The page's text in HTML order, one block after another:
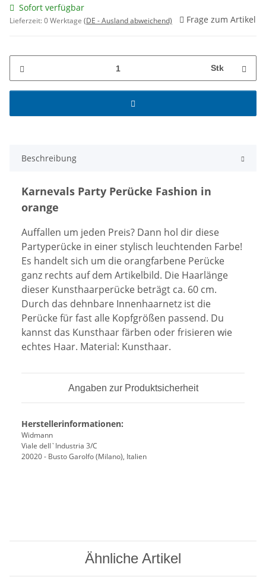
Sofort verfügbar
Lieferzeit:0 Werktage (DE - Ausland abweichend) Frage zum Artikel
Stk
Beschreibung
Karnevals Party Perücke Fashion in
orange
Auffallen um jeden Preis? Dann hol dir diese
Partyperücke in einer stylisch leuchtenden Farbe!
Es handelt sich um die orangfarbene Perücke
ganz rechts auf dem Artikelbild. Die Haarlänge
dieser Kunsthaarperücke beträgt ca. 60 cm.
Durch das dehnbare Innenhaarnetz ist die
Perücke für fast alle Kopfgrößen passend. Du
kannst das Kunsthaar färben oder frisieren wie
echtes Haar. Material: Kunsthaar.
Angaben zur Produktsicherheit
Herstellerinformationen:
Widmann
Viale dell`Industria 3/C
20020 - Busto Garolfo (Milano), Italien
Ähnliche Artikel